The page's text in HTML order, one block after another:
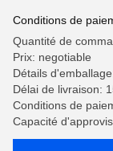
Conditions de
Quantité de
Prix: negotiable
Détails
Délai de livraison:
Conditions de
Capacité